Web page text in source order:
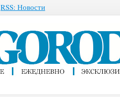
RSS: Новости